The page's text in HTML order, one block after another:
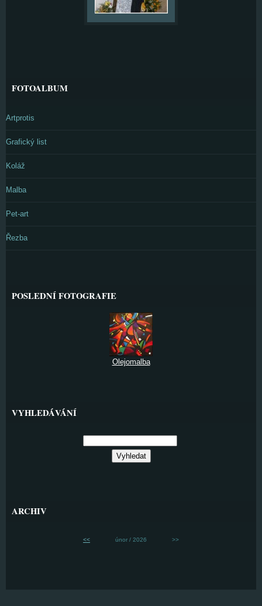
FOTOALBUM
Artprotis
Grafický list
Koláž
Malba
Pet-art
Řezba
POSLEDNÍ FOTOGRAFIE
Olejomalba
VYHLEDÁVÁNÍ
ARCHIV
<< únor / 2026 >>